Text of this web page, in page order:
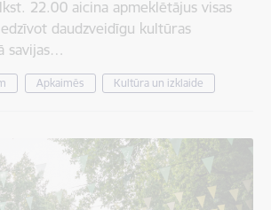
22.00 aicina apmeklētājus visas
daudzveidīgu kultūras
savijas…
Apkaimēs Kultūra un izklaide